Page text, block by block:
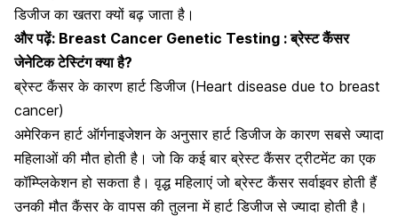
डिजीज का खतरा क्यों बढ़ जाता है।
और पढ़ें: Breast Cancer Genetic Testing : ब्रेस्ट कैंसर
जेनेटिक टेस्टिंग क्या है?
ब्रेस्ट कैंसर के कारण हार्ट डिजीज (Heart disease due to breast
cancer)
अमेरिकन हार्ट ऑर्गनाइजेशन के अनुसार हार्ट डिजीज के कारण सबसे ज्यादा
महिलाओं की मौत होती है। जो कि कई बारब्रेस्ट कैंसर ट्रीटमेंटका एक
कॉम्प्लिकेशन हो सकता है। वृद्ध महिलाएं जो ब्रेस्ट कैंसर सर्वाइवर होती हैं
उनकी मौत कैंसर के वापस की तुलना में हार्ट डिजीज से ज्यादा होती है।